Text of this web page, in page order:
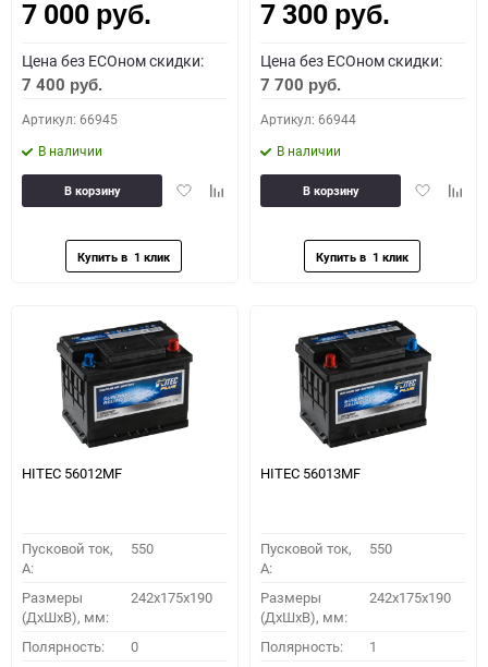
7 000 руб.
Цена без ECOном скидки:
7 400 руб.
Артикул: 66945
В наличии
ДобавитьДобавить
В корзину
7 300 руб.
Цена без ECOном скидки:
7 700 руб.
Артикул: 66944
В наличии
Добавить
В корзину
HITEC 56012MF
Пусковой ток,
A:
550
Размеры
(ДхШхВ), мм:
242x175x190
Полярность: 0
HITEC 56013MF
Пусковой ток,
A:
550
Размеры
(ДхШхВ), мм:
242x175x190
Полярность: 1